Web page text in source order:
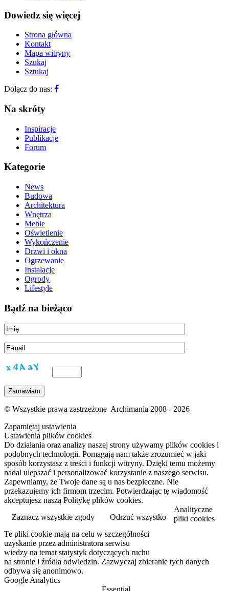
Dowiedz się więcej
Strona główna
Kontakt
Mapa witryny
Szukaj
Sztukaj
Dołącz do nas:
Na skróty
Inspiracje
Publikacje
Forum
Kategorie
News
Budowa
Architektura
Wnętrza
Meble
Oświetlenie
Wykończenie
Drzwi i okna
Ogrzewanie
Instalacje
Ogrody
Lifestyle
Bądź na bieżąco
© Wszystkie prawa zastrzeżone Archimania 2008 - 2026
Zapamiętaj ustawienia
Ustawienia plików cookies
Do działania oraz analizy naszej strony używamy plików cookies i
podobnych technologii. Pomagają nam także zrozumieć w jaki
sposób korzystasz z treści i funkcji witryny. Dzięki temu możemy
nadal ulepszać i personalizować korzystanie z naszego serwisu.
Zapewniamy, że Twoje dane są u nas bezpieczne. Nie
przekazujemy ich firmom trzecim. Potwierdzając tę wiadomość
akceptujesz naszą Politykę plików cookies.
Zaznacz wszystkie zgody
Odrzuć wszystko
Analityczne
pliki cookies
Te pliki cookie mają na celu w szczególności
uzyskanie przez administratora serwisu
wiedzy na temat statystyk dotyczących ruchu
na stronie i źródła odwiedzin. Zazwyczaj zbieranie tych danych
odbywa się anonimowo.
Google Analytics
Essential